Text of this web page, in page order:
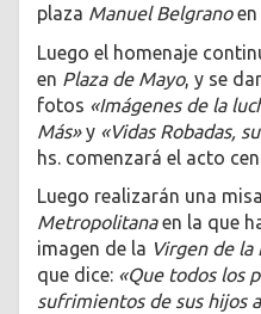
plaza Manuel Belgranoen
Luego el homenaje
en Plaza de Mayo, y se
fotos «Imágenes de la
Más»y «Vidas Robadas,
hs. comenzará el acto
Luego realizarán una
Metropolitanaen la que
imagen de la Virgen de la
que dice: «Que todos los
sufrimientos de sus hijos